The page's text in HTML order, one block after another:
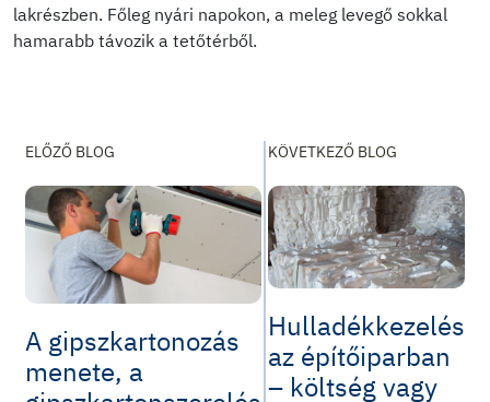
lakrészben. Főleg nyári napokon, a meleg levegő sokkal
hamarabb távozik a tetőtérből.
ELŐZŐ BLOG
A gipszkartonozás
menete, a
KÖVETKEZŐ BLOG
Hulladékkezelés
az építőiparban
– költség vagy